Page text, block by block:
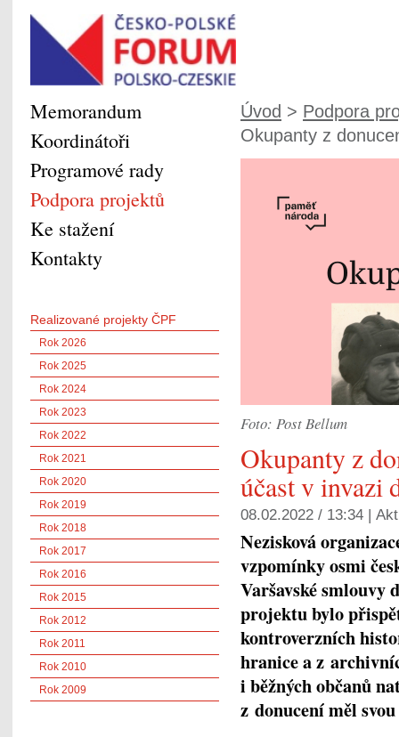
Úvod > Podpora
Okupanty z
Foto: Post Bellum
Okupanty z
účast v invazi
08.02.2022 / 13:34 |
Nezisková
vzpomínky osmi
Varšavské smlouvy
projektu bylo
kontroverzních
hranice a z
i běžných občanů
z donucení měl
Memorandum
Koordinátoři
Programové rady
Podpora projektů
Ke stažení
Kontakty
Realizované projekty ČPF
Rok 2026
Rok 2025
Rok 2024
Rok 2023
Rok 2022
Rok 2021
Rok 2020
Rok 2019
Rok 2018
Rok 2017
Rok 2016
Rok 2015
Rok 2012
Rok 2011
Rok 2010
Rok 2009